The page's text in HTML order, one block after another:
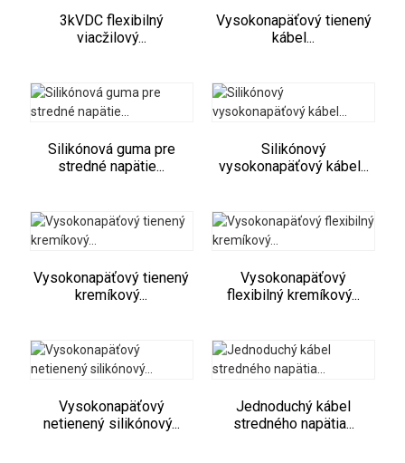
3kVDC flexibilný
viacžilový...
Vysokonapäťový tienený
kábel...
Silikónová guma pre
stredné napätie...
Silikónový
vysokonapäťový kábel...
Vysokonapäťový tienený
kremíkový...
Vysokonapäťový
flexibilný kremíkový...
Vysokonapäťový
netienený silikónový...
Jednoduchý kábel
stredného napätia...